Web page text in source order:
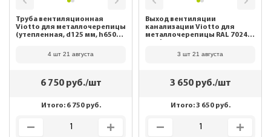
Труба вентиляционная
Viotto для металлочерепицы
(утепленная, d125 мм, h650
4 шт 21 августа
6 750руб./шт
Итого: 6 750руб.
Выход вентиляции
канализации Viotto для
металлочерепицы RAL 7024
3 шт 21 августа
3 650руб./шт
Итого:3 650руб.